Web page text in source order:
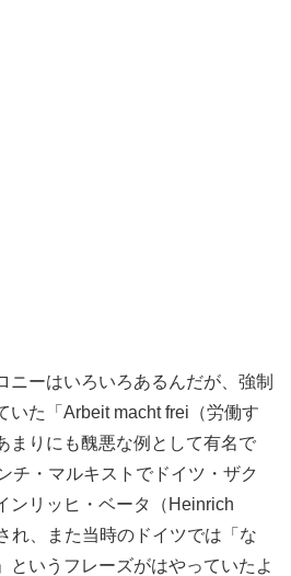
ニーはいろいろあるんだが、強制
いた「Arbeit macht frei（労働す
まりにも醜悪な例として有名で
チ・マルキストでドイツ・ザク
ンリッヒ・ベータ（Heinrich
れ、また当時のドイツでは「な
というフレーズがはやっていたよ